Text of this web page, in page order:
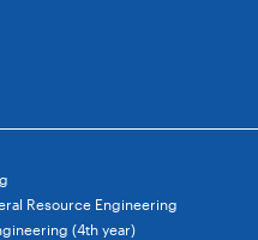
Resource Engineering
(4th year)